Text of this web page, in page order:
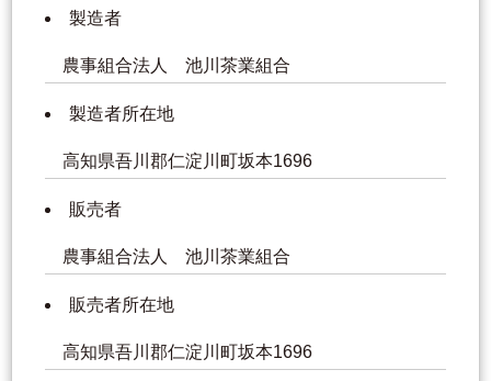
製造者
農事組合法人 池川茶業組合
製造者所在地
高知県吾川郡仁淀川町坂本1696
販売者
農事組合法人 池川茶業組合
販売者所在地
高知県吾川郡仁淀川町坂本1696